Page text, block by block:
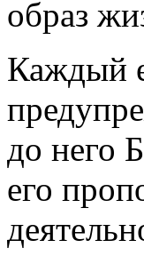
образ
Каждый
до него
его